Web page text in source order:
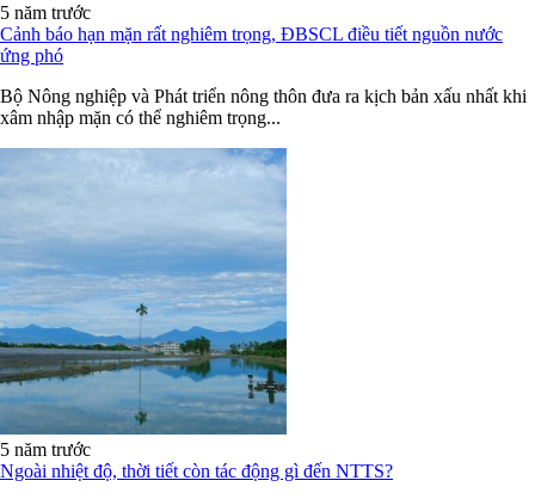
5 năm trước
Cảnh báo hạn mặn rất nghiêm trọng, ĐBSCL điều tiết nguồn nước
ứng phó
Bộ Nông nghiệp và Phát triển nông thôn đưa ra kịch bản xấu nhất khi
xâm nhập mặn có thể nghiêm trọng...
5 năm trước
Ngoài nhiệt độ, thời tiết còn tác động gì đến NTTS?